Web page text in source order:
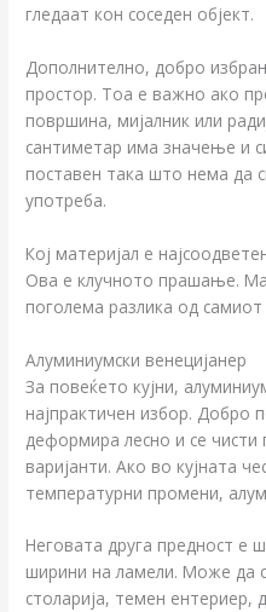
гледаат кон соседен објект.
Дополнително, добро
простор. Тоа е важно ако
површина, мијалник или
сантиметар има значење и
поставен така што нема да
употреба.
Кој материјал е
Ова е клучното прашање.
поголема разлика од самиот
Алуминиумски венецијанер
За повеќето кујни,
најпрактичен избор. Добро
деформира лесно и се чисти
варијанти. Ако во кујната
температурни промени,
Неговата друга предност е
ширини на ламели. Може да
столарија, темен ентериер,